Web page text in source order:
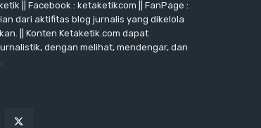
|| Facebook : ketaketikcom || FanPage :
dari aktifitas blog jurnalis yang dikelola
|| Konten Ketaketik.com dapat
dengan melihat, mendengar, dan